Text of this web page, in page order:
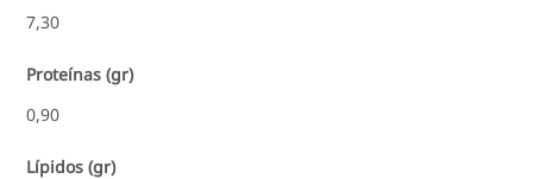
7,30
Proteínas (gr)
0,90
Lípidos (gr)